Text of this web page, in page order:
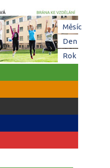
Měsíc
Den(aktivní
Rok